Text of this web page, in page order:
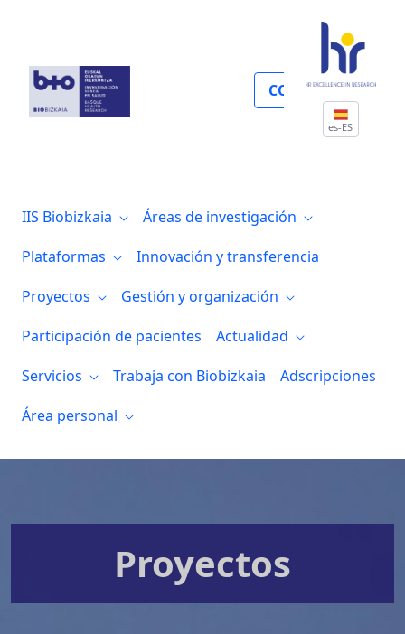
COLABORA
es-ES
IIS Biobizkaia
Áreas de investigación
Plataformas
Innovación y transferencia
Proyectos
Gestión y organización
Participación de pacientes
Actualidad
Servicios
Trabaja con Biobizkaia
Adscripciones
Área personal
Proyectos